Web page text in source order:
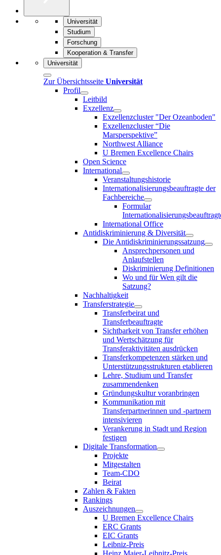
Universität
Studium
Forschung
Kooperation & Transfer
Universität
Zur Übersichtsseite Universität
Profil
Leitbild
Exzellenz
Exzellenzcluster "Der Ozeanboden"
Exzellenzcluster “Die
Marsperspektive”
Northwest Alliance
U Bremen Excellence Chairs
Open Science
International
Veranstaltungshistorie
Internationalisierungsbeauftragte der
Fachbereiche
Formular
International Office
Antidiskriminierung & Diversität
Die Antidiskriminierungssatzung
Ansprechpersonen und
Anlaufstellen
Diskriminierung Definitionen
Wo und für Wen gilt die
Satzung?
Nachhaltigkeit
Transferstrategie
Transferbeirat und
Transferbeauftragte
Sichtbarkeit von Transfer erhöhen
und Wertschätzung für
Transferaktivitäten ausdrücken
Transferkompetenzen stärken und
Unterstützungsstrukturen etablieren
Lehre, Studium und Transfer
zusammendenken
Gründungskultur voranbringen
Kommunikation mit
Transferpartnerinnen und -partnern
intensivieren
Verankerung in Stadt und Region
festigen
Digitale Transformation
Projekte
Mitgestalten
Team-CDO
Beirat
Zahlen & Fakten
Rankings
Auszeichnungen
U Bremen Excellence Chairs
ERC Grants
EIC Grants
Leibniz-Preis
Heinz Maier-Leibnitz-Preis